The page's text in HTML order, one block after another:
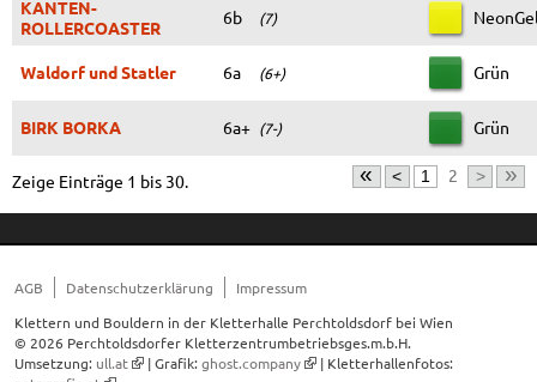
KANTEN-
ROLLERCOASTER
6b (7)
Waldorf und Statler 6a (6+) Grün
BIRK BORKA 6a+ (7-) Grün
« < 1 2 > »
Zeige Einträge 1 bis 30.
AGB Datenschutzerklärung
Impressum
Klettern und Bouldern in der Kletterhalle Perchtoldsdorf bei Wien
© 2026 Perchtoldsdorfer Kletterzentrumbetriebsges.m.b.H.
Umsetzung: ull.at | Grafik:ghost.company
| Kletterhallenfotos: